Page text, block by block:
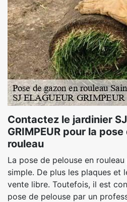
Contactez le jardinier SJ
GRIMPEUR pour la
rouleau
La pose de pelouse en
simple. De plus les plaques et
vente libre. Toutefois, il est
pose de pelouse par un